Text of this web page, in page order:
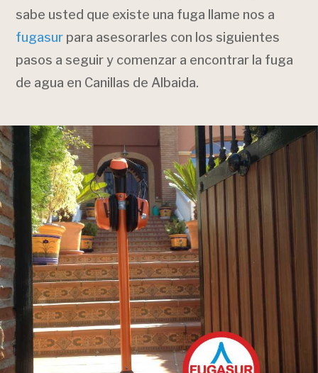
sabe usted que existe una fuga llame nos a
fugasur para asesorarles con los siguientes
pasos a seguir y comenzar a encontrar la fuga
de agua en Canillas de Albaida.